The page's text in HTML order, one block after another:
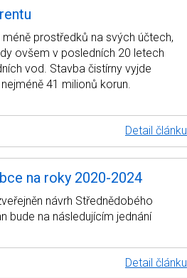
prostředků na svých účtech,
ovšem v posledních 20 letech
vod. Stavba čistírny vyjde
41 milionů korun.
Detail článku
na roky 2020-2024
návrh Střednědobého
bude na následujícím jednání
Detail článku